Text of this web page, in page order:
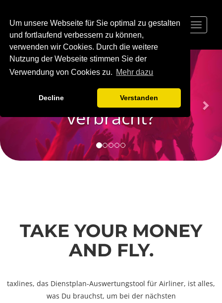
Um unsere Webseite für Sie optimal zu gestalten
und fortlaufend verbessern zu können,
verwenden wir Cookies. Durch die weitere
Nutzung der Webseite stimmen Sie der
Verwendung von Cookies zu. Mehr dazu
Decline Verstanden
Toggle
Viel Zeit
mit der Crew
verbracht?
Previous
TAKE YOUR MONEY
AND FLY.
taxlines, das Dienstplan-Auswertungstool für Airliner, ist alles,
was Du brauchst, um bei der nächsten